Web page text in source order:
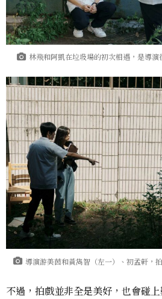
林飛和阿凱在垃圾場的初次相遇，是導演
導演游美茵和黃雋智（左一）、初孟軒，
不過，拍戲並非全是美好，也會碰